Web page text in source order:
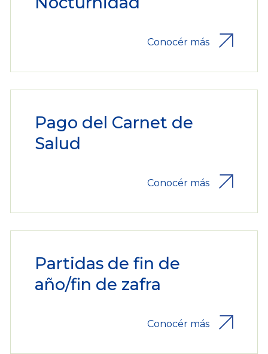
Conocér más
Pago del Carnet de
Salud
Conocér más
Partidas de fin de
año/fin de zafra
Conocér más